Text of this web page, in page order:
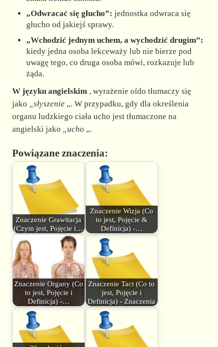
„Odwracać się głucho”: jednostka odwraca się
głucho od jakiejś sprawy.
„Wchodzić jednym uchem, a wychodzić drugim”:
kiedy jedna osoba lekceważy lub nie bierze pod
uwagę tego, co druga osoba mówi, rozkazuje lub
żąda.
W języku angielskim , wyrażenie oído tłumaczy się
jako
„słyszenie „. W przypadku, gdy dla określenia
organu ludzkiego ciała ucho jest tłumaczone na
angielski jako
„ucho „.
Powiązane znaczenia:
Znaczenie Grawitacja
(Czym jest, Pojęcie i…
Znaczenie Wizja (Co
to jest, Pojęcie &
Definicja) -…
Znaczenie Organy (Co
to jest, Pojęcie i
Definicja) -…
Znaczenie Tact (Co to
jest, Pojęcie i
Definicja) - Znaczenia